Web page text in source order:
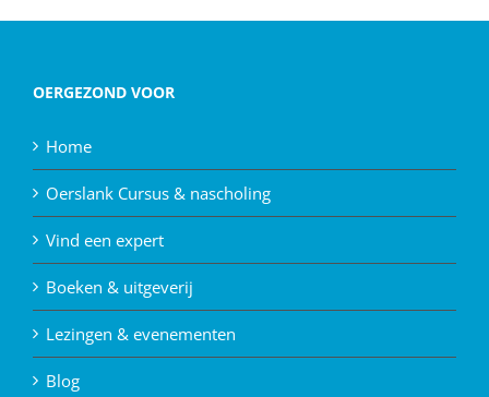
OERGEZOND VOOR
Home
Oerslank Cursus & nascholing
Vind een expert
Boeken & uitgeverij
Lezingen & evenementen
Blog